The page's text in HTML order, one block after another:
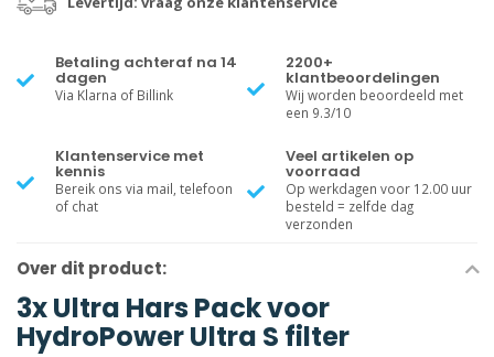
Betaling achteraf na 14
dagen
Via Klarna of Billink
2200+
klantbeoordelingen
Wij worden beoordeeld met
een 9.3/10
Klantenservice met
kennis
Bereik ons via mail, telefoon
of chat
Veel artikelen op
voorraad
Op werkdagen voor 12.00 uur
besteld = zelfde dag
verzonden
Over dit product:
3x Ultra Hars Pack voor
HydroPower Ultra S filter